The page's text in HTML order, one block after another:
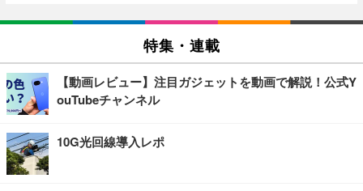
特集・連載
【動画レビュー】注目ガジェットを動画で解説！公式Y
ouTubeチャンネル
10G光回線導入レポ